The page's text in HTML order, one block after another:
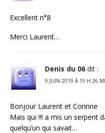
Excellent n°8
Merci Laurent…
Denis du 06 dit :
9 JUIN 2019 À 15 H 26
Bonjour Laurent et Corinne
Mais qui !!! a mis un serpent
quelqu’un qui savait…